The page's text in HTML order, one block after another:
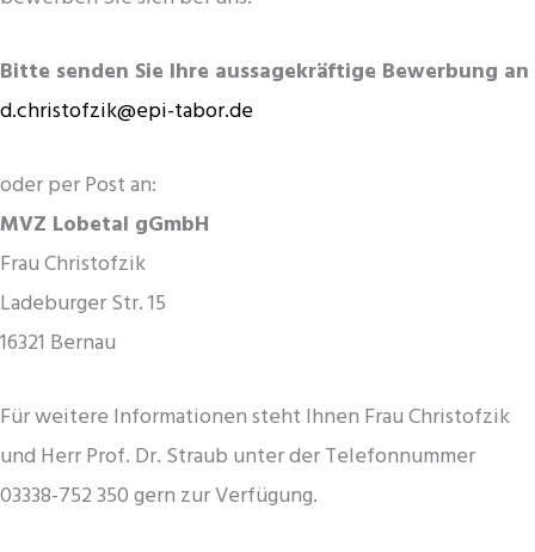
Bitte senden Sie Ihre aussagekräftige Bewerbung an
d.christofzik@epi-tabor.de
oder per Post an:
MVZ Lobetal gGmbH
Frau Christofzik
Ladeburger Str. 15
16321 Bernau
Für weitere Informationen steht Ihnen Frau Christofzik
und Herr Prof. Dr. Straub unter der Telefonnummer
03338-752 350 gern zur Verfügung.